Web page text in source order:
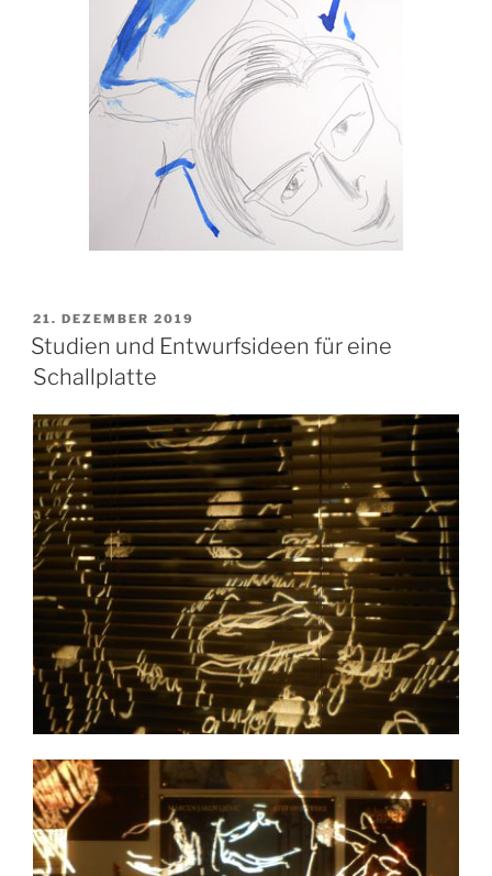
VERÖFFENTLICHT
AM
21. DEZEMBER 2019
Studien und Entwurfsideen für eine
Schallplatte